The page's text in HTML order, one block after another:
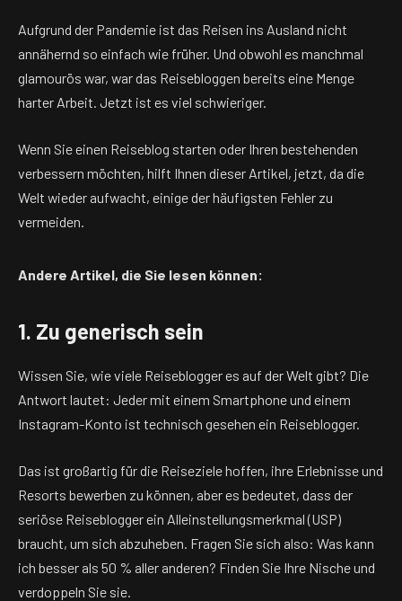
Aufgrund der Pandemie ist das Reisen ins Ausland nicht
annähernd so einfach wie früher. Und obwohl es manchmal
glamourös war, war das Reisebloggen bereits eine Menge
harter Arbeit. Jetzt ist es viel schwieriger.
Wenn Sie einen Reiseblog starten oder Ihren bestehenden
verbessern möchten, hilft Ihnen dieser Artikel, jetzt, da die
Welt wieder aufwacht, einige der häufigsten Fehler zu
vermeiden.
Andere Artikel, die Sie lesen können:
1. Zu generisch sein
Wissen Sie, wie viele Reiseblogger es auf der Welt gibt? Die
Antwort lautet: Jeder mit einem Smartphone und einem
Instagram-Konto ist technisch gesehen ein Reiseblogger.
Das ist großartig für die Reisezielehoffen, ihre Erlebnisse und
Resorts bewerben zu können, aber es bedeutet, dass der
seriöse Reiseblogger ein Alleinstellungsmerkmal (USP)
braucht, um sich abzuheben. Fragen Sie sich also: Was kann
ich besser als 50 % aller anderen? Finden Sie Ihre Nische und
verdoppeln Sie sie.